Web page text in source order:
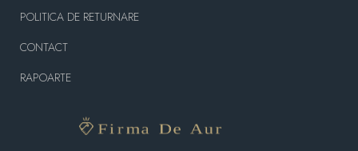
POLITICA DE RETURNARE
CONTACT
RAPOARTE